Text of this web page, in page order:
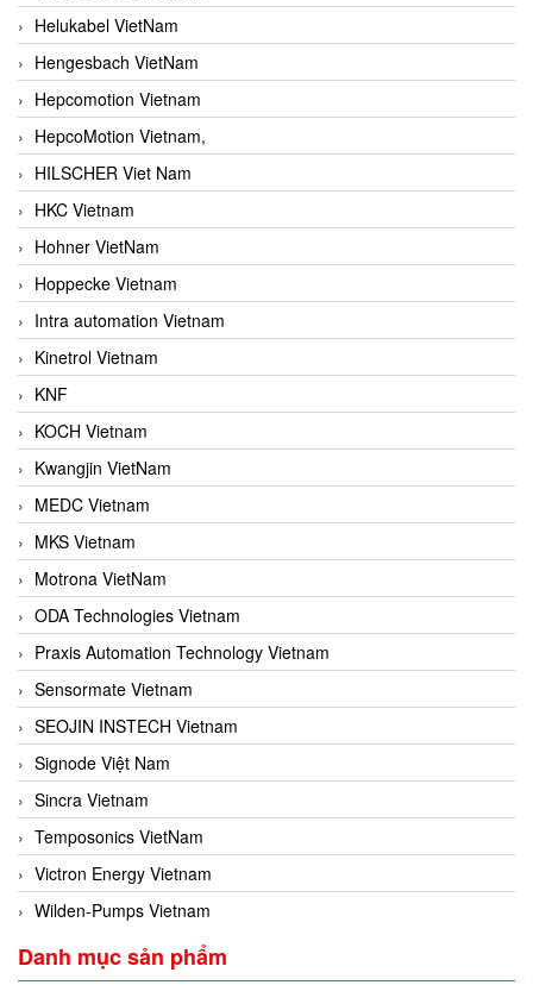
Helukabel VietNam
Hengesbach VietNam
Hepcomotion Vietnam
HepcoMotion Vietnam,
HILSCHER Viet Nam
HKC Vietnam
Hohner VietNam
Hoppecke Vietnam
Intra automation Vietnam
Kinetrol Vietnam
KNF
KOCH Vietnam
Kwangjin VietNam
MEDC Vietnam
MKS Vietnam
Motrona VietNam
ODA Technologies Vietnam
Praxis Automation Technology Vietnam
Sensormate Vietnam
SEOJIN INSTECH Vietnam
Signode Việt Nam
Sincra Vietnam
Temposonics VietNam
Victron Energy Vietnam
Wilden-Pumps Vietnam
Danh mục sản phẩm